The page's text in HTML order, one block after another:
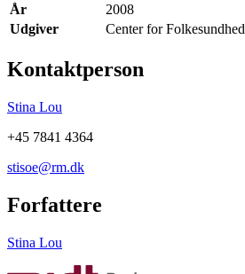
År
2008
Udgiver
Center for Folkesundhed
Kontaktperson
Stina Lou
+45 7841 4364
stisoe@rm.dk
Forfattere
Stina Lou